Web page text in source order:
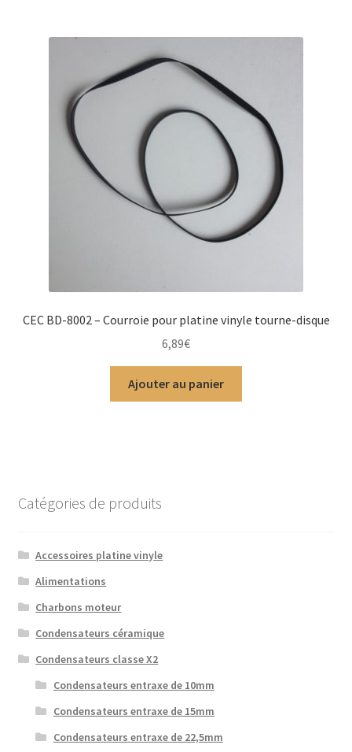
CEC BD-8002 – Courroie pour platine vinyle tourne-disque
6,89€
Ajouter au panier
Catégories de produits
Accessoires platine vinyle
Alimentations
Charbons moteur
Condensateurs céramique
Condensateurs classe X2
Condensateurs entraxe de 10mm
Condensateurs entraxe de 15mm
Condensateurs entraxe de 22,5mm